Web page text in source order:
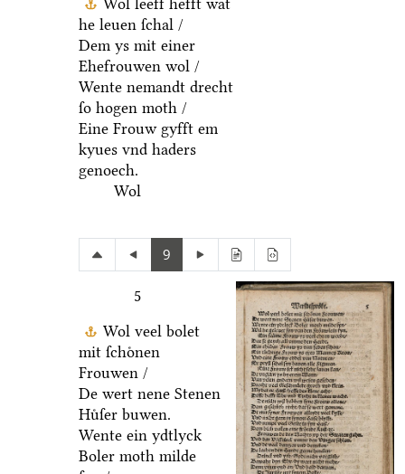
Wol leeff hefft wat
he leuen ſchal /
Dem ys mit einer
Ehefrouwen wol /
Wente nemandt drecht
ſo hogen moth /
Eine Frouw gyfft em
kyues vnd haders
genoech.
Wol
9
5
Wol veel bolet
mit ſchoͤnen
Frouwen /
De wert nene Stenen
Huͤſer buwen.
Wente ein ydtlyck
Boler moth milde